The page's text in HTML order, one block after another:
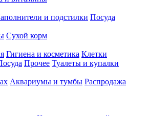
и подстилки Посуда
Сухой корм
Гигиена и косметика Клетки
Прочее Туалеты и купалки
Аквариумы и тумбы Распродажа